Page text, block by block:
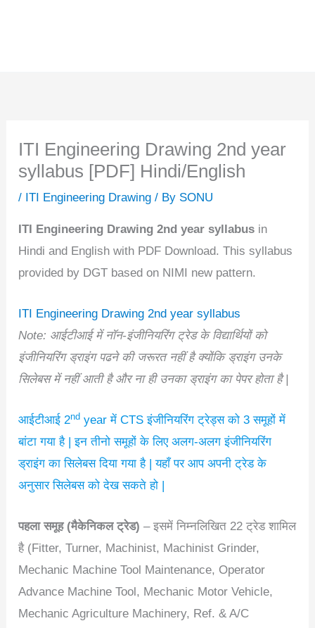
ITI Engineering Drawing 2nd year
syllabus [PDF] Hindi/English
/ ITI Engineering Drawing / By SONU
ITI Engineering Drawing 2nd year syllabus in
Hindi and English with PDF Download. This syllabus
provided by DGT based on NIMI new pattern.
ITI Engineering Drawing 2nd year syllabus
Note: आईटीआई में नॉन-इंजीनियरिंग ट्रेड के विद्यार्थियों को
इंजीनियरिंग ड्राइंग पढने की जरूरत नहीं है क्योंकि ड्राइंग उनके
सिलेबस में नहीं आती है और ना ही उनका ड्राइंग का पेपर होता है |
आईटीआई 2nd year में CTS इंजीनियरिंग ट्रेड्स को 3 समूहों में
बांटा गया है | इन तीनो समूहों के लिए अलग-अलग इंजीनियरिंग
ड्राइंग का सिलेबस दिया गया है | यहाँ पर आप अपनी ट्रेड के
अनुसार सिलेबस को देख सकते हो |
पहला समूह (मैकेनिकल ट्रेड) – इसमें निम्नलिखित 22 ट्रेड शामिल
है (Fitter, Turner, Machinist, Machinist Grinder,
Mechanic Machine Tool Maintenance, Operator
Advance Machine Tool, Mechanic Motor Vehicle,
Mechanic Agriculture Machinery, Ref. & A/C